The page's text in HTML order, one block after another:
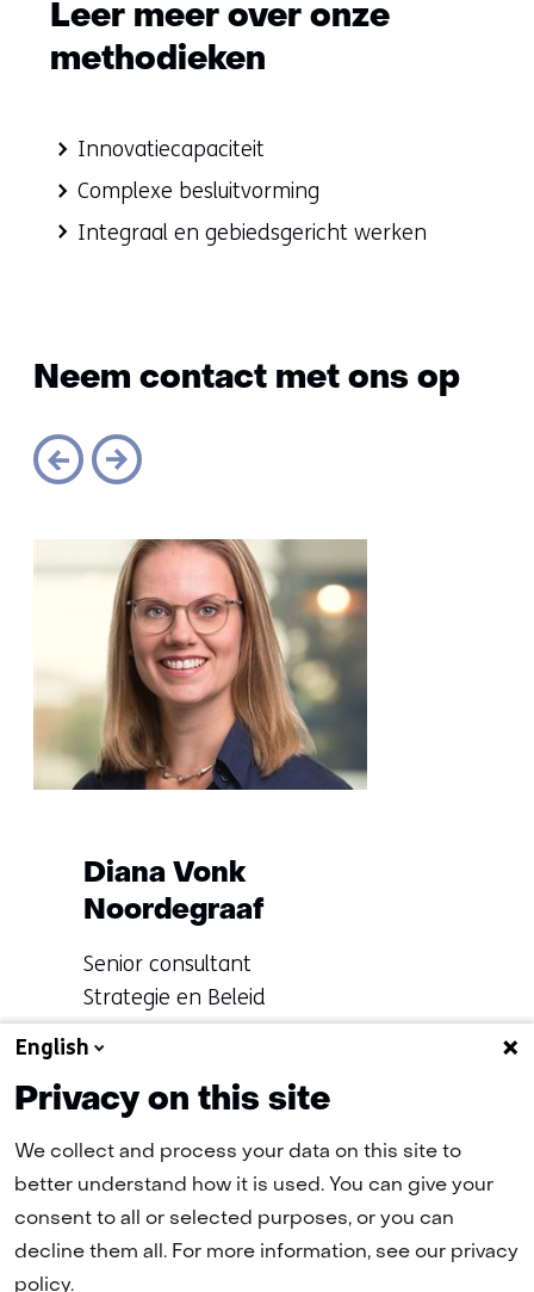
Leer meer over onze
methodieken
Leer
over
onze
Innovatiecapaciteit
Complexe besluitvorming
Integraal en gebiedsgericht werken
Neem contact met ons op
Sla
navigatie
over
(Neem
contact
met
ons
Diana Vonk
Noordegraaf
Functie:
Senior consultant
Strategie en Beleid
Specialisatie
niet
bekend
Meer over Diana Vonk
Terug
naar
navigatie
(Neem
(naar homepage)
English
Privacy on this site
We collect and process your data on this site to
better understand how it is used. You can give your
consent to all or selected purposes, or you can
decline them all. For more information, see our privacy
policy.